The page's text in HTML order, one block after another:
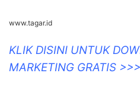
www.tagar.id
KLIK DISINI UNTUK
MARKETING GRATIS >>>